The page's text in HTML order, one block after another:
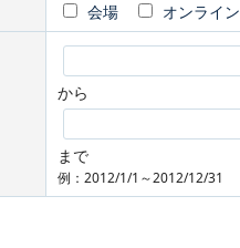
会場 オンライン
から
まで
例：2012/1/1～2012/12/31